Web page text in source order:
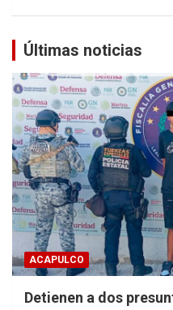
Últimas noticias
ACAPULCO
Detienen a dos